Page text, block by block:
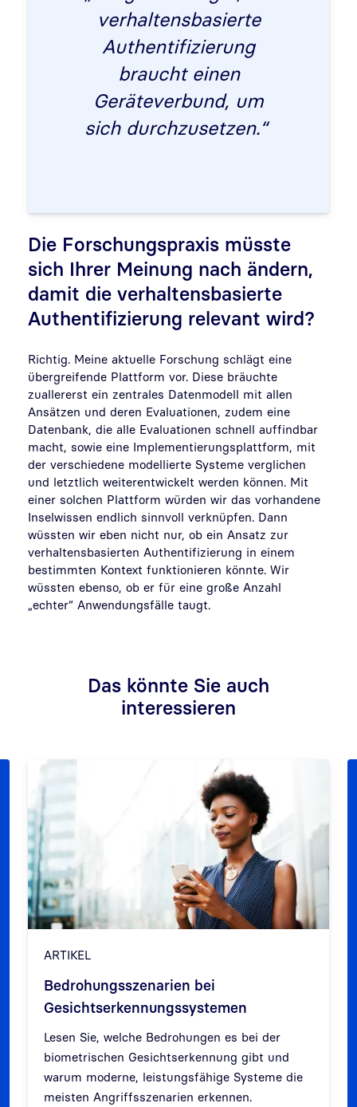
verhaltensbasierte
Authentifizierung
braucht einen
Geräteverbund, um
sich durchzusetzen.“
Die Forschungspraxis müsste
sich Ihrer Meinung nach ändern,
damit die verhaltensbasierte
Authentifizierung relevant wird?
Richtig. Meine aktuelle Forschung schlägt eine
übergreifende Plattform vor. Diese bräuchte
zuallererst ein zentrales Datenmodell mit allen
Ansätzen und deren Evaluationen, zudem eine
Datenbank, die alle Evaluationen schnell auffindbar
macht, sowie eine Implementierungsplattform, mit
der verschiedene modellierte Systeme verglichen
und letztlich weiterentwickelt werden können. Mit
einer solchen Plattform würden wir das vorhandene
Inselwissen endlich sinnvoll verknüpfen. Dann
wüssten wir eben nicht nur, ob ein Ansatz zur
verhaltensbasierten Authentifizierung in einem
bestimmten Kontext funktionieren könnte. Wir
wüssten ebenso, ob er für eine große Anzahl
„echter“ Anwendungsfälle taugt.
Das könnte Sie auch
interessieren
Zurück
ARTIKEL
Bedrohungsszenarien bei
Gesichtserkennungssystemen
Lesen Sie, welche Bedrohungen es bei der
biometrischen Gesichtserkennung gibt und
warum moderne, leistungsfähige Systeme die
meisten Angriffsszenarien erkennen.